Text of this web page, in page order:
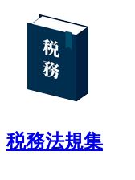
税務法規集